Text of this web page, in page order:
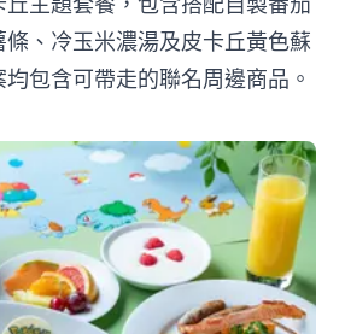
、冷玉米濃湯及皮卡丘黃色蘇
包含可帶走的聯名周邊商品。